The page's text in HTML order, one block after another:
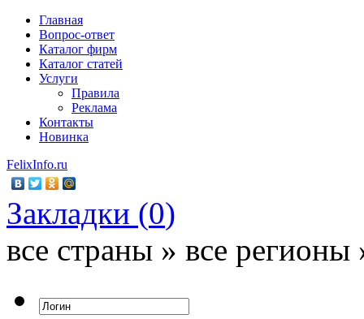
Главная
Вопрос-ответ
Каталог фирм
Каталог статей
Услуги
Правила
Реклама
Контакты
Новинка
FelixInfo.ru
Закладки (0)
все страны » все регионы